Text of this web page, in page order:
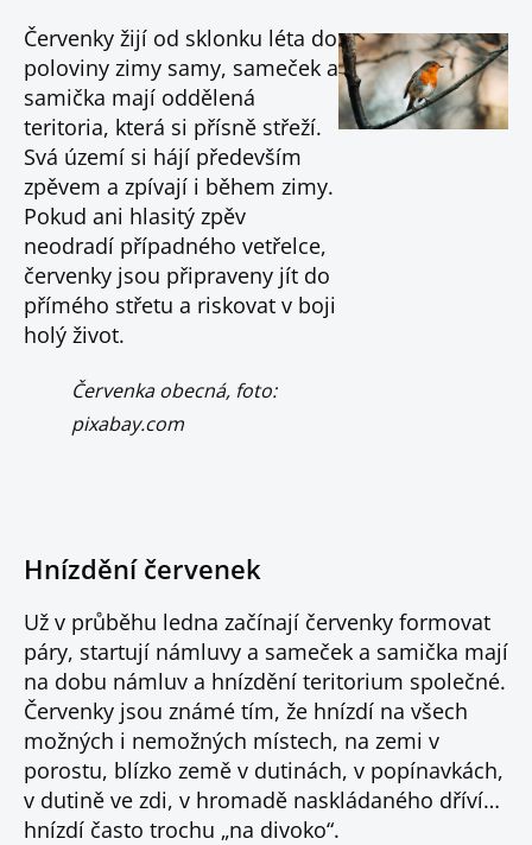
Červenky žijí od sklonku léta do
poloviny zimy samy, sameček a
samička mají oddělená
teritoria, která si přísně střeží.
Svá území si hájí především
zpěvem a zpívají i během zimy.
Pokud ani hlasitý zpěv
neodradí případného vetřelce,
červenky jsou připraveny jít do
přímého střetu a riskovat v boji
holý život.
Červenka obecná, foto:
pixabay.com
Hnízdění červenek
Už v průběhu ledna začínají červenky formovat
páry, startují námluvy a sameček a samička mají
na dobu námluv a hnízdění teritorium společné.
Červenky jsou známé tím, že hnízdí na všech
možných i nemožných místech, na zemi v
porostu, blízko země v dutinách, v popínavkách,
v dutině ve zdi, v hromadě naskládaného dříví…
hnízdí často trochu „na divoko“.